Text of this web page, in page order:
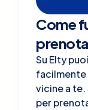
Come
Su Elty
vicine a te.
per